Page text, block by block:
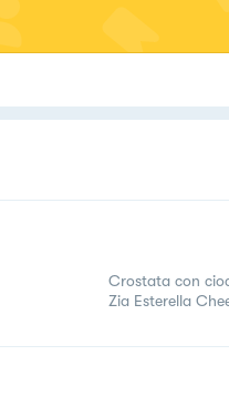
Crostata con
Zia Esterella